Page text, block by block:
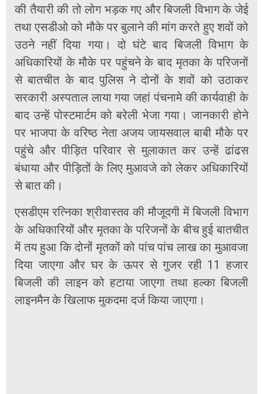
की तैयारी की तो लोग भड़क गए और बिजली विभाग के जेई
तथा एसडीओ को मौके पर बुलाने की मांग करते हुए शवों को
उठने नहीं दिया गया। दो घंटे बाद बिजली विभाग के
अधिकारियों के मौके पर पहुंचने के बाद मृतका के परिजनों
से बातचीत के बाद पुलिस ने दोनों के शवों को उठाकर
सरकारी अस्पताल लाया गया जहां पंचनामे की कार्यवाही के
बाद उन्हें पोस्टमार्टम को बरेली भेजा गया। जानकारी होने
पर भाजपा के वरिष्ठ नेता अजय जायसवाल बाबी मौके पर
पहुंचे और पीड़ित परिवार से मुलाकात कर उन्हें ढांढस
बंधाया और पीड़ितों के लिए मुआवजे को लेकर अधिकारियों
से बात की।
एसडीएम रत्निका श्रीवास्तव की मौजूदगी में बिजली विभाग
के अधिकारियों और मृतका के परिजनों के बीच हुई बातचीत
में तय हुआ कि दोनों मृतकों को पांच पांच लाख का मुआवजा
दिया जाएगा और घर के ऊपर से गुजर रही 11 हजार
बिजली की लाइन को हटाया जाएगा तथा हल्का बिजली
लाइनमैन के खिलाफ मुकदमा दर्ज किया जाएगा।